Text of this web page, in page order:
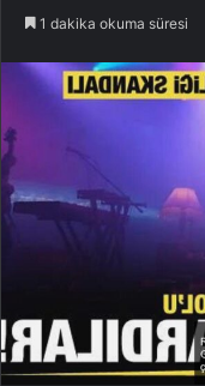
1 dakika okuma süresi